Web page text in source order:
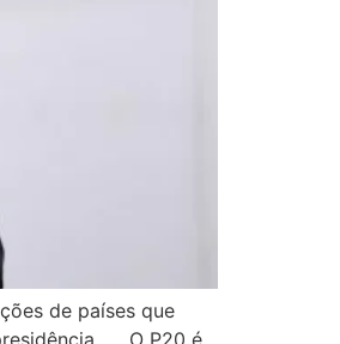
de países que
presidência. O P20 é